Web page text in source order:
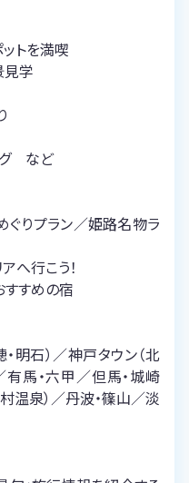
トを満喫
見学
グ など
りプラン／姫路名物ラ
へ行こう！
すめの宿
明石）／神戸タウン（北
有馬・六甲／但馬・城崎
温泉）／丹波・篠山／淡